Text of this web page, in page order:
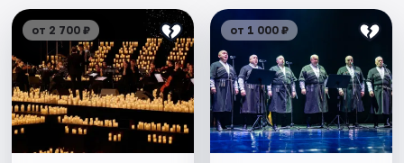
от 2 700 ₽ от 1 000 ₽